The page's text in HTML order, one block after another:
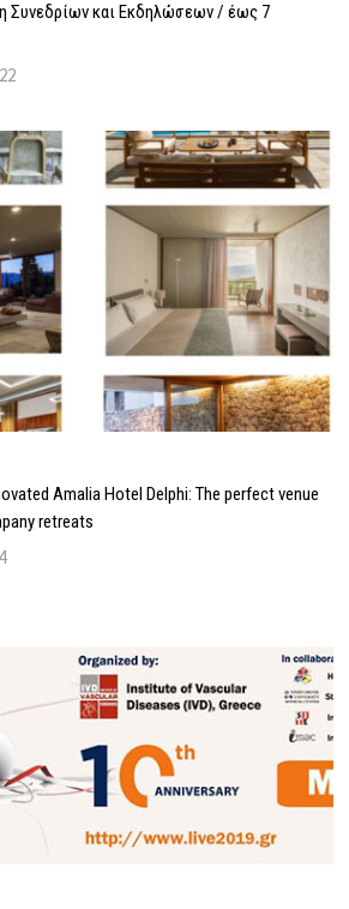
Συνεδρίων και Εκδηλώσεων / έως 7
Amalia Hotel Delphi: The perfect venue
retreats